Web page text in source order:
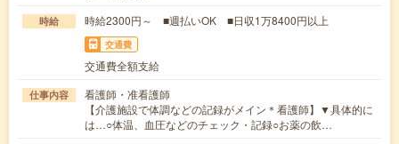
時給 時給2300円～ ■週払いOK ■日収1万8400円以上
交通費
交通費全額支給
仕事内容
看護師・准看護師
【介護施設で体調などの記録がメイン＊看護師】▼具体的に
は…○体温、血圧などのチェック・記録○お薬の飲…